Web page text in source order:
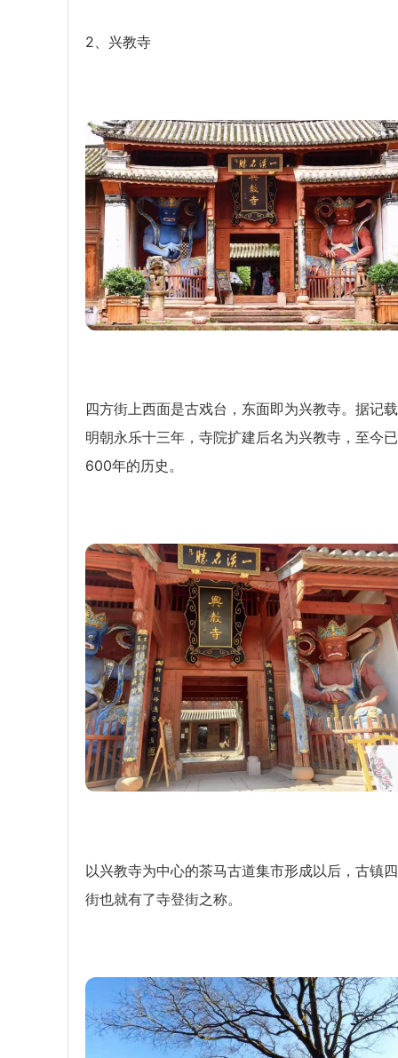
2、兴教寺
四方街上西面是古戏台，东面即为兴教寺。据记
明朝永乐十三年，寺院扩建后名为兴教寺，至今
600年的历史。
以兴教寺为中心的茶马古道集市形成以后，古镇
街也就有了寺登街之称。